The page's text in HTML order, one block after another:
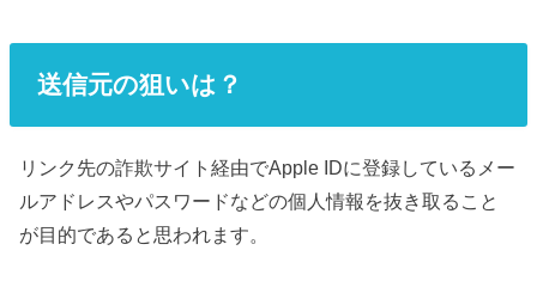
送信元の狙いは？
リンク先の詐欺サイト経由でApple IDに登録しているメー
ルアドレスやパスワードなどの個人情報を抜き取ること
が目的であると思われます。